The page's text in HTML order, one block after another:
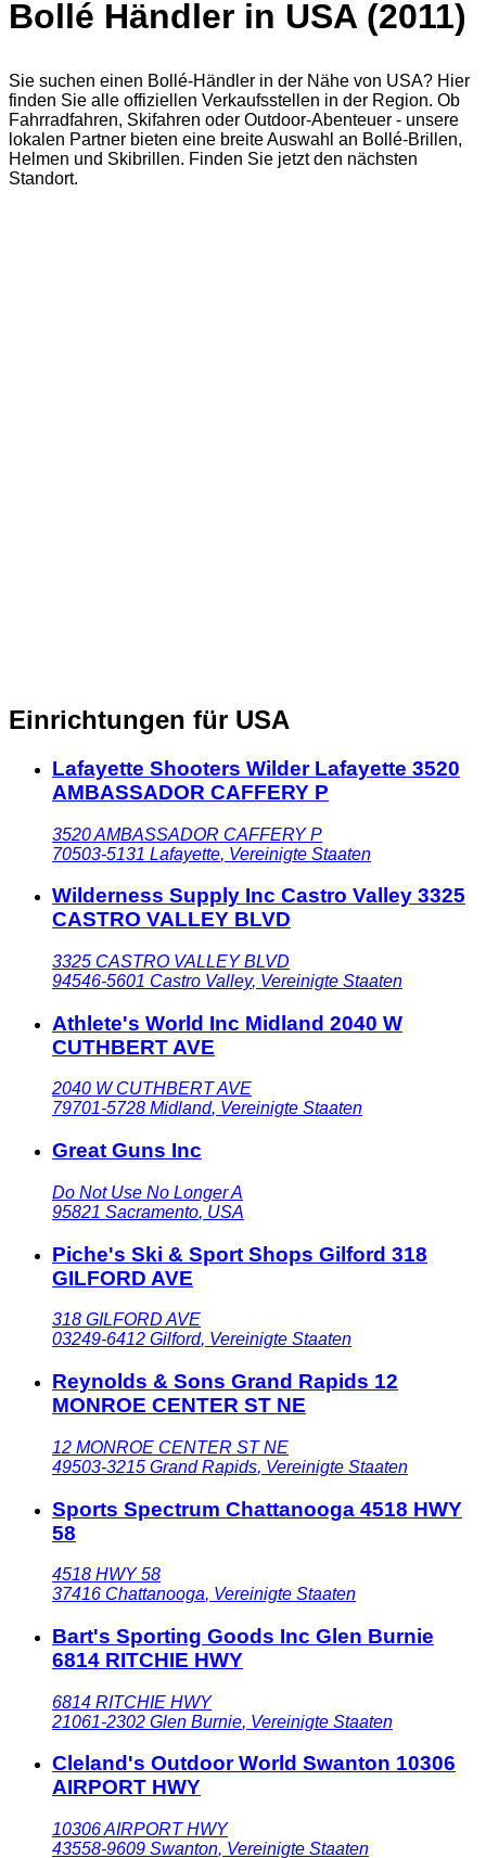
Bollé Händler in USA (2011)
Sie suchen einen Bollé-Händler in der Nähe von USA? Hier
finden Sie alle offiziellen Verkaufsstellen in der Region. Ob
Fahrradfahren, Skifahren oder Outdoor-Abenteuer - unsere
lokalen Partner bieten eine breite Auswahl an Bollé-Brillen,
Helmen und Skibrillen. Finden Sie jetzt den nächsten
Standort.
Einrichtungen für USA
Lafayette Shooters Wilder Lafayette 3520
AMBASSADOR CAFFERY P
3520 AMBASSADOR CAFFERY P
70503-5131 Lafayette, Vereinigte Staaten
Wilderness Supply Inc Castro Valley 3325
CASTRO VALLEY BLVD
3325 CASTRO VALLEY BLVD
94546-5601 Castro Valley, Vereinigte Staaten
Athlete's World Inc Midland 2040 W
CUTHBERT AVE
2040 W CUTHBERT AVE
79701-5728 Midland, Vereinigte Staaten
Great Guns Inc
Do Not Use No Longer A
95821 Sacramento, USA
Piche's Ski & Sport Shops Gilford 318
GILFORD AVE
318 GILFORD AVE
03249-6412 Gilford, Vereinigte Staaten
Reynolds & Sons Grand Rapids 12
MONROE CENTER ST NE
12 MONROE CENTER ST NE
49503-3215 Grand Rapids, Vereinigte Staaten
Sports Spectrum Chattanooga 4518 HWY
58
4518 HWY 58
37416 Chattanooga, Vereinigte Staaten
Bart's Sporting Goods Inc Glen Burnie
6814 RITCHIE HWY
6814 RITCHIE HWY
21061-2302 Glen Burnie, Vereinigte Staaten
Cleland's Outdoor World Swanton 10306
AIRPORT HWY
10306 AIRPORT HWY
43558-9609 Swanton, Vereinigte Staaten